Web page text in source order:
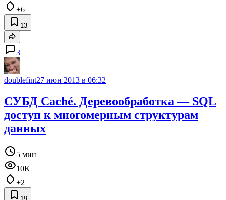
+6
13
3
doublefint27 июн 2013 в 06:32
СУБД Caché. Деревообработка — SQL
доступ к многомерным структурам
данных
5 мин
10K
+2